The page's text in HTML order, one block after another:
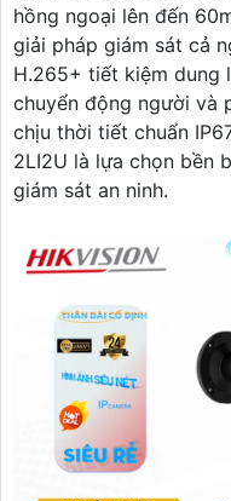
hồng ngoại lên đến
giải pháp giám sát cả
H.265+ tiết kiệm dung
chuyển động người và
chịu thời tiết chuẩn
2LI2U là lựa chọn bền
giám sát an ninh.